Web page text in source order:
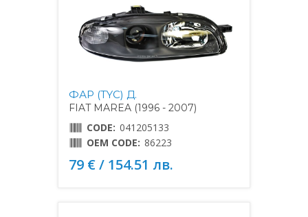
ФАР (TYC) Д.
FIAT MAREA (1996 - 2007)
CODE: 041205133
OEM CODE: 86223
79 € / 154.51 лв.